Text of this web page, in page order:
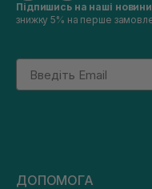
Підпишись на наші новини
знижку 5% на перше
Email
ДОПОМОГА